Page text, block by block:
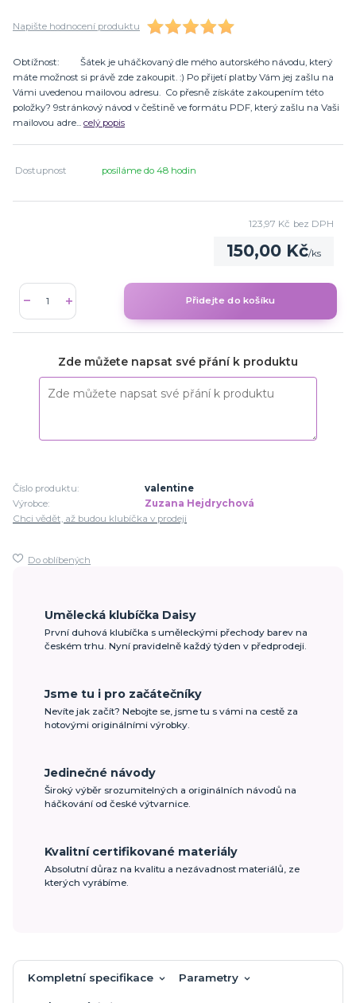
Napište hodnocení produktu
Obtížnost: Šátek je uháčkovaný dle mého autorského návodu, který
máte možnost si právě zde zakoupit. :) Po přijetí platby Vám jej zašlu na
Vámi uvedenou mailovou adresu. Co přesně získáte zakoupením této
položky? 9stránkový návod v češtině ve formátu PDF, který zašlu na Vaši
mailovou adre... celý popis
Dostupnost posíláme do 48 hodin
150,00 Kč/ks
123,97 Kč bez DPH
Přidejte do košíku
Zde můžete napsat své přání k produktu
Číslo produktu:
valentine
Výrobce:
Zuzana Hejdrychová
Chci vědět, až budou klubíčka v prodeji
Do oblíbených
Umělecká klubíčka Daisy
První duhová klubíčka s uměleckými přechody barev na
českém trhu. Nyní pravidelně každý týden v předprodeji.
Jsme tu i pro začátečníky
Nevíte jak začít? Nebojte se, jsme tu s vámi na cestě za
hotovými originálními výrobky.
Jedinečné návody
Široký výběr srozumitelných a originálních návodů na
háčkování od české výtvarnice.
Kvalitní certifikované materiály
Absolutní důraz na kvalitu a nezávadnost materiálů, ze
kterých vyrábíme.
Kompletní specifikace Parametry